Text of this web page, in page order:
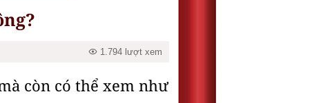
1.794 lượt xem
còn có thể xem như